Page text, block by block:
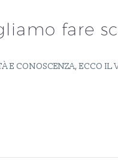
fare
E CONOSCENZA, ECCO